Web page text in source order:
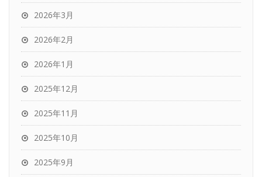
2026年3月
2026年2月
2026年1月
2025年12月
2025年11月
2025年10月
2025年9月